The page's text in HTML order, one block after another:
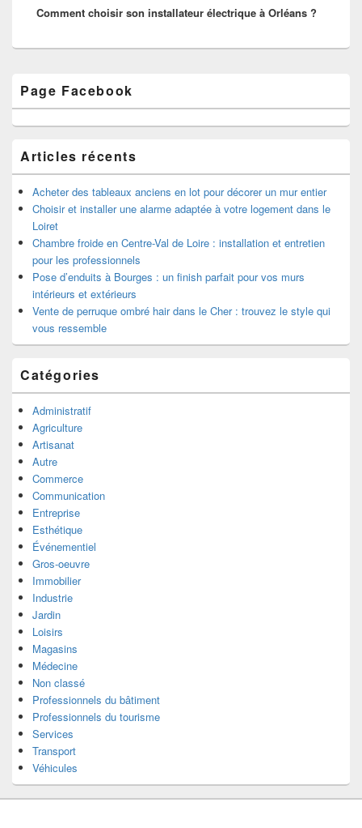
suivant :
Comment choisir son installateur électrique à Orléans ?
principale
de
widget
Page Facebook
Articles récents
Acheter des tableaux anciens en lot pour décorer un mur entier
Choisir et installer une alarme adaptée à votre logement dans le
Loiret
Chambre froide en Centre-Val de Loire : installation et entretien
pour les professionnels
Pose d’enduits à Bourges : un finish parfait pour vos murs
intérieurs et extérieurs
Vente de perruque ombré hair dans le Cher : trouvez le style qui
vous ressemble
Catégories
Administratif
Agriculture
Artisanat
Autre
Commerce
Communication
Entreprise
Esthétique
Événementiel
Gros-oeuvre
Immobilier
Industrie
Jardin
Loisirs
Magasins
Médecine
Non classé
Professionnels du bâtiment
Professionnels du tourisme
Services
Transport
Véhicules